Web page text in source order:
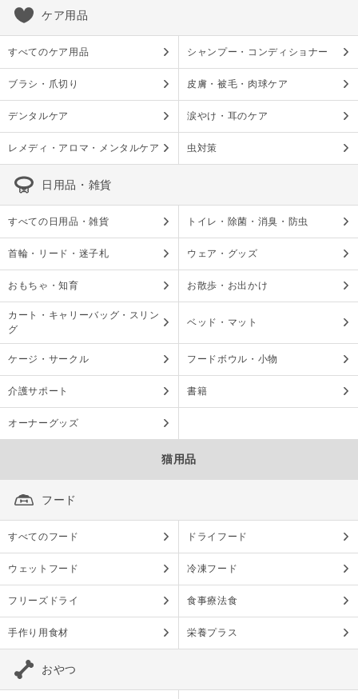
ケア用品
すべてのケア用品 シャンプー・コンディショナー
ブラシ・爪切り 皮膚・被毛・肉球ケア
デンタルケア 涙やけ・耳のケア
レメディ・アロマ・メンタルケア 虫対策
日用品・雑貨
すべての日用品・雑貨 トイレ・除菌・消臭・防虫
首輪・リード・迷子札 ウェア・グッズ
おもちゃ・知育 お散歩・お出かけ
カート・キャリーバッグ・スリン
グ
ベッド・マット
ケージ・サークル フードボウル・小物
介護サポート 書籍
オーナーグッズ
猫用品
フード
すべてのフード ドライフード
ウェットフード 冷凍フード
フリーズドライ 食事療法食
手作り用食材 栄養プラス
おやつ